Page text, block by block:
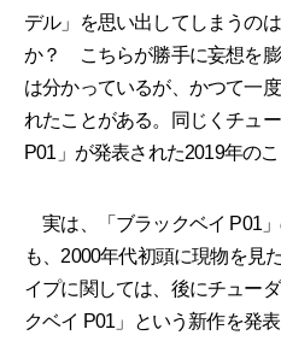
デル」を思い出してしまうの
か？ こちらが勝手に妄想を
は分かっているが、かつて一
れたことがある。同じくチュ
P01」が発表された2019年のこ
実は、「ブラックベイ P01
も、2000年代初頭に現物を見
イプに関しては、後にチュー
クベイ P01」という新作を発